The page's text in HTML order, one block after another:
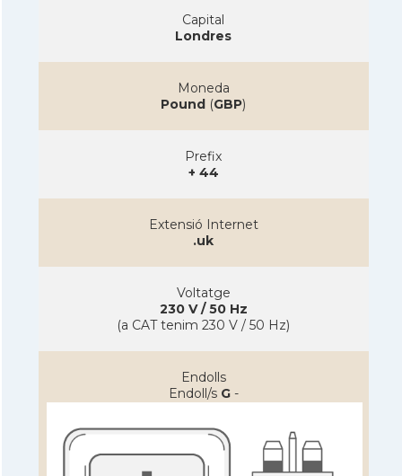
Capital
Londres
Moneda
Pound (GBP)
Prefix
+ 44
Extensió Internet
.uk
Voltatge
230 V / 50 Hz
(a CAT tenim 230 V / 50 Hz)
Endolls
Endoll/s G-